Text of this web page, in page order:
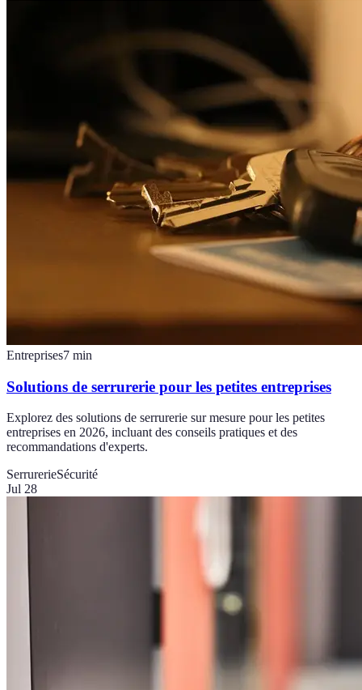
Entreprises7 min
Solutions de serrurerie pour les petites entreprises
Explorez des solutions de serrurerie sur mesure pour les petites
entreprises en 2026, incluant des conseils pratiques et des
recommandations d'experts.
SerrurerieSécurité
Jul 28